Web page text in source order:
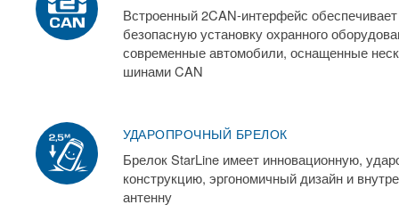
Встроенный 2CAN-интерфейс
безопасную установку охранного
современные автомобили, оснащенные
шинами CAN
УДАРОПРОЧНЫЙ БРЕЛОК
Брелок StarLine имеет инновационную,
конструкцию, эргономичный дизайн и
антенну